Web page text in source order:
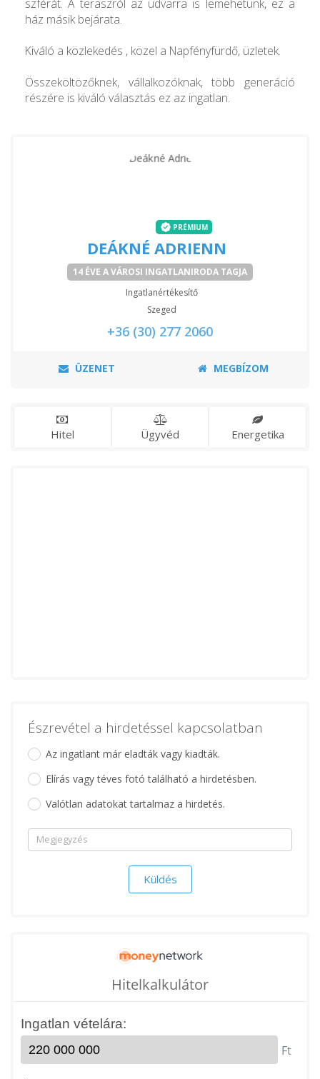
szférát. A teraszról az udvarra is lemehetünk, ez a
ház másik bejárata.
Kiváló a közlekedés , közel a Napfényfürdő, üzletek.
Összeköltözőknek, vállalkozóknak, több generáció
részére is kiváló választás ez az ingatlan.
PRÉMIUM
DEÁKNÉ ADRIENN
14 ÉVE A VÁROSI INGATLANIRODA TAGJA
Ingatlanértékesítő
Szeged
+36 (30) 277 2060
ÜZENET MEGBÍZOM
Hitel Ügyvéd Energetika
Észrevétel a hirdetéssel kapcsolatban
Az ingatlant már eladták vagy kiadták.
Elírás vagy téves fotó található a hirdetésben.
Valótlan adatokat tartalmaz a hirdetés.